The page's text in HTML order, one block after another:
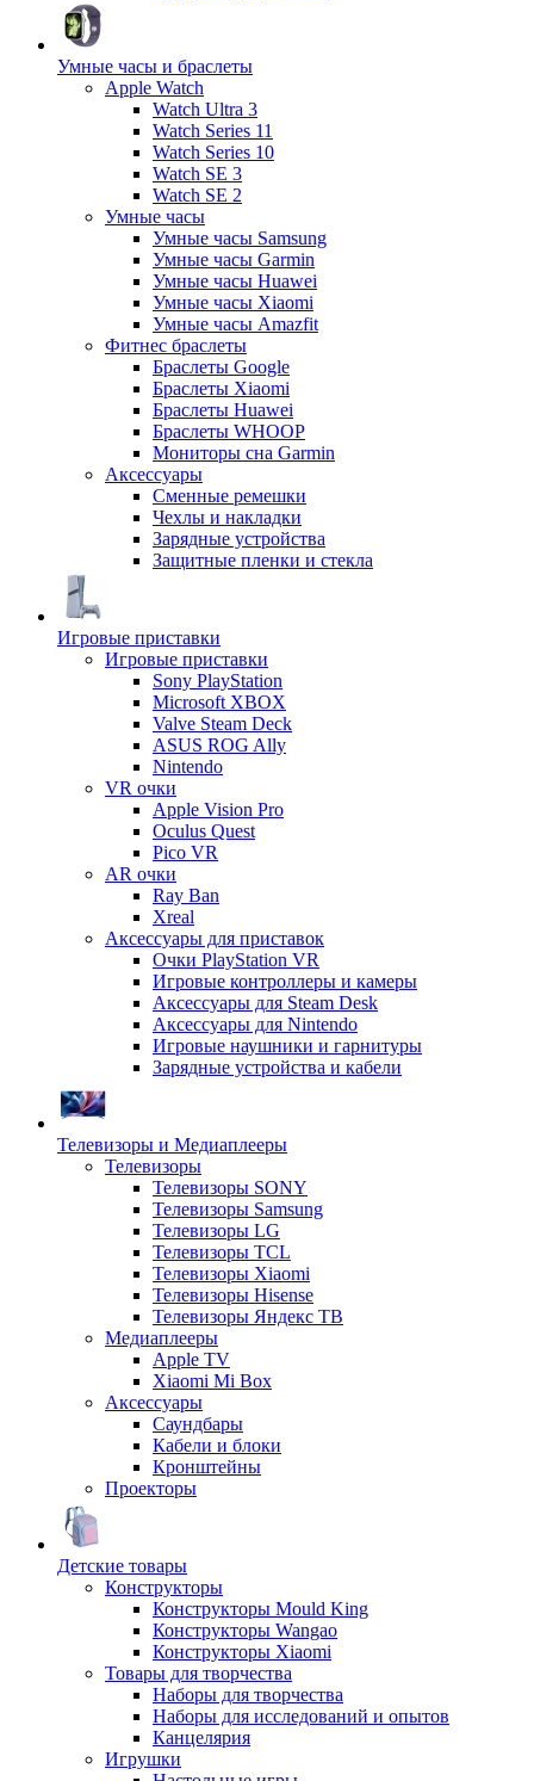
Умные часы и браслеты
Apple Watch
Watch Ultra 3
Watch Series 11
Watch Series 10
Watch SE 3
Watch SE 2
Умные часы
Умные часы Samsung
Умные часы Garmin
Умные часы Huawei
Умные часы Xiaomi
Умные часы Amazfit
Фитнес браслеты
Браслеты Google
Браслеты Xiaomi
Браслеты Huawei
Браслеты WHOOP
Мониторы сна Garmin
Аксессуары
Сменные ремешки
Чехлы и накладки
Зарядные устройства
Защитные пленки и стекла
Игровые приставки
Игровые приставки
Sony PlayStation
Microsoft XBOX
Valve Steam Deck
ASUS ROG Ally
Nintendo
VR очки
Apple Vision Pro
Oculus Quest
Pico VR
AR очки
Ray Ban
Xreal
Аксессуары для приставок
Очки PlayStation VR
Игровые контроллеры и камеры
Аксессуары для Steam Desk
Аксессуары для Nintendo
Игровые наушники и гарнитуры
Зарядные устройства и кабели
Телевизоры и Медиаплееры
Телевизоры
Телевизоры SONY
Телевизоры Samsung
Телевизоры LG
Телевизоры TCL
Телевизоры Xiaomi
Телевизоры Hisense
Телевизоры Яндекс ТВ
Медиаплееры
Apple TV
Xiaomi Mi Box
Аксессуары
Саундбары
Кабели и блоки
Кронштейны
Проекторы
Детские товары
Конструкторы
Конструкторы Mould King
Конструкторы Wangao
Конструкторы Xiaomi
Товары для творчества
Наборы для творчества
Наборы для исследований и опытов
Канцелярия
Игрушки